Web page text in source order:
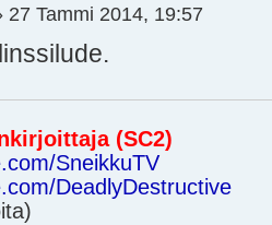
27 Tammi 2014, 19:57
(SC2)
SneikkuTV
DeadlyDestructive